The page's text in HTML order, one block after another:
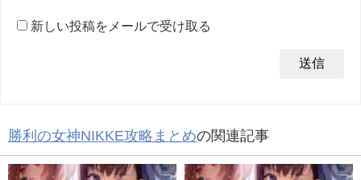
新しい投稿をメールで受け取る
勝利の女神NIKKE攻略まとめの関連記事